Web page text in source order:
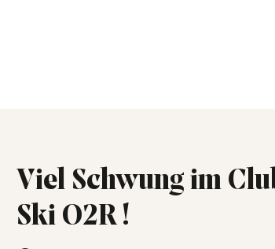
Viel Schwung im
Ski O2R !